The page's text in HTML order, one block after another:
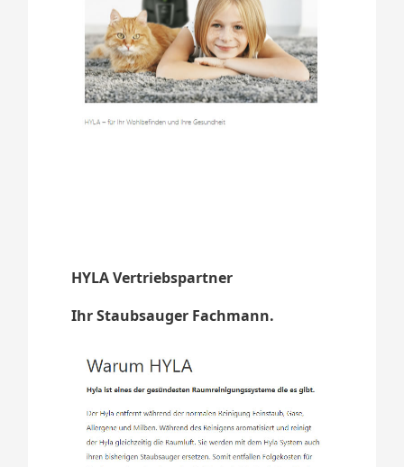
HYLA Vertriebspartner
Ihr Staubsauger Fachmann.